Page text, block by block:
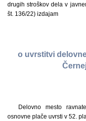
drugih stroškov dela v
št. 136/22) izdajam
o uvrstitvi
Delovno mesto
osnovne plače uvrsti v 52.